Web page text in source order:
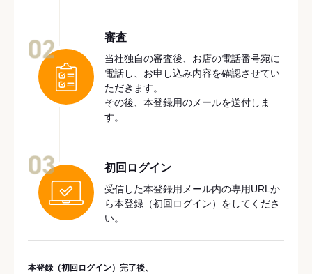
審査
当社独自の審査後、お店の電話番号宛に
電話し、お申し込み内容を確認させてい
ただきます。
その後、本登録用のメールを送付しま
す。
初回ログイン
受信した本登録用メール内の専用URLか
ら本登録（初回ログイン）をしてくださ
い。
本登録（初回ログイン）完了後、